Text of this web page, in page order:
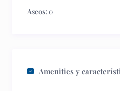
Aseos: 0
Amenities y